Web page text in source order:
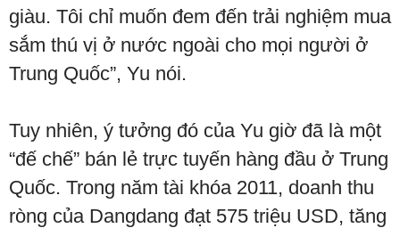
giàu. Tôi chỉ muốn đem đến trải nghiệm mua
sắm thú vị ở nước ngoài cho mọi người ở
Trung Quốc”, Yu nói.
Tuy nhiên, ý tưởng đó của Yu giờ đã là một
“đế chế” bán lẻ trực tuyến hàng đầu ở Trung
Quốc. Trong năm tài khóa 2011, doanh thu
ròng của Dangdang đạt 575 triệu USD, tăng